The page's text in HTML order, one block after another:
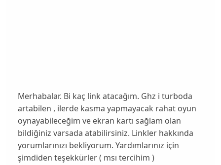
Merhabalar. Bi kaç link atacağım. Ghz i turboda
artabilen , ilerde kasma yapmayacak rahat oyun
oynayabileceğim ve ekran kartı sağlam olan
bildiğiniz varsada atabilirsiniz. Linkler hakkında
yorumlarınızı bekliyorum. Yardımlarınız için
şimdiden teşekkürler ( msı tercihim )